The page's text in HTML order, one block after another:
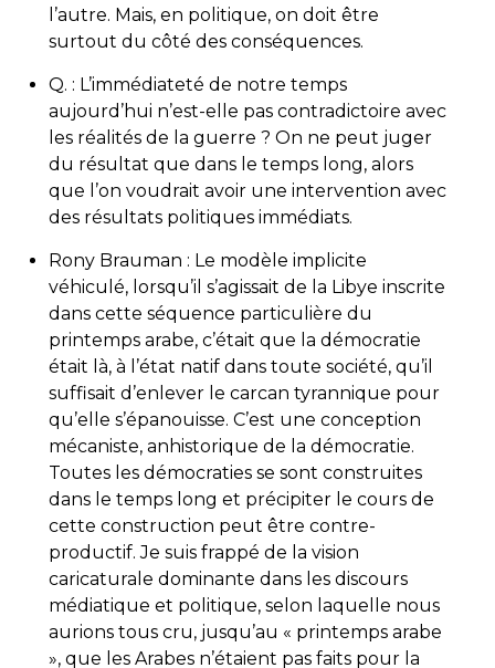
l’autre. Mais, en politique, on doit être
surtout du côté des conséquences.
Q. : L’immédiateté de notre temps
aujourd’hui n’est-elle pas contradictoire avec
les réalités de la guerre ? On ne peut juger
du résultat que dans le temps long, alors
que l’on voudrait avoir une intervention avec
des résultats politiques immédiats.
Rony Brauman : Le modèle implicite
véhiculé, lorsqu’il s’agissait de la Libye inscrite
dans cette séquence particulière du
printemps arabe, c’était que la démocratie
était là, à l’état natif dans toute société, qu’il
suffisait d’enlever le carcan tyrannique pour
qu’elle s’épanouisse. C’est une conception
mécaniste, anhistorique de la démocratie.
Toutes les démocraties se sont construites
dans le temps long et précipiter le cours de
cette construction peut être contre-
productif. Je suis frappé de la vision
caricaturale dominante dans les discours
médiatique et politique, selon laquelle nous
aurions tous cru, jusqu’au « printemps arabe
», que les Arabes n’étaient pas faits pour la